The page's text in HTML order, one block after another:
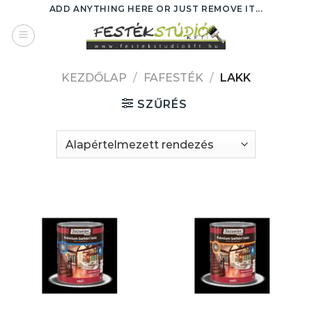
content
ADD ANYTHING HERE OR JUST REMOVE IT...
KEZDŐLAP / FAFESTÉK / LAKK
SZŰRÉS